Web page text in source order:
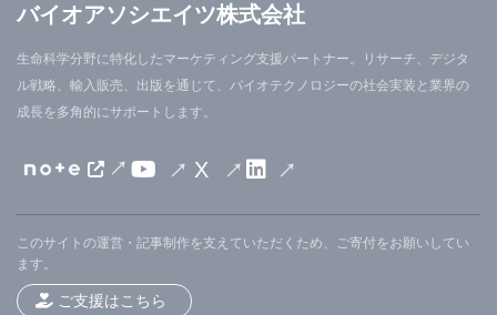
バイオアソシエイツ株式会社
生命科学分野に特化したマーケティング支援パートナー。リサーチ、デジタ
ル戦略、輸入販売、出版を通じて、バイオテクノロジーの社会実装と業界の
成長を多角的にサポートします。
X
このサイトの運営・記事制作を支えていただくため、ご寄付をお願いしてい
ます。
ご支援はこちら